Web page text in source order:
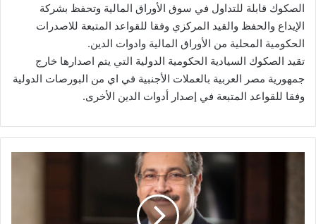
الصكوك قابلة للتداول في سوق الأوراق المالية وتحفظ بشركة
الإيداع والحفظ والقيد المركزي وفقا للقواعد المتبعة للاصدرات
الحكومية المحلية من الأوراق المالية وادوات الدين.
تقيد الصكوك السيادية الحكومية الدولية التي يتم اصدارها خارج
جمهورية مصر العربية بالعملات الأجنبية في اي من البورصات الدولية
وفقا للقواعد المتبعة في إصدار أدوات الدين الأخرى.